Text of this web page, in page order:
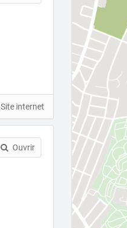
Site internet
Ouvrir